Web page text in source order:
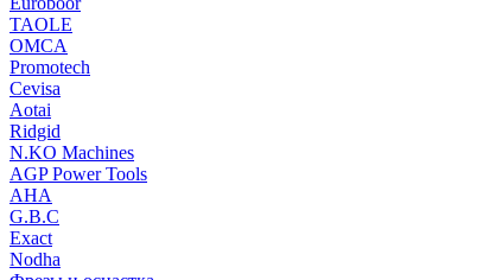
TAOLE
OMCA
Promotech
Cevisa
Aotai
Ridgid
N.KO Machines
AGP Power Tools
AHA
G.B.C
Exact
Nodha